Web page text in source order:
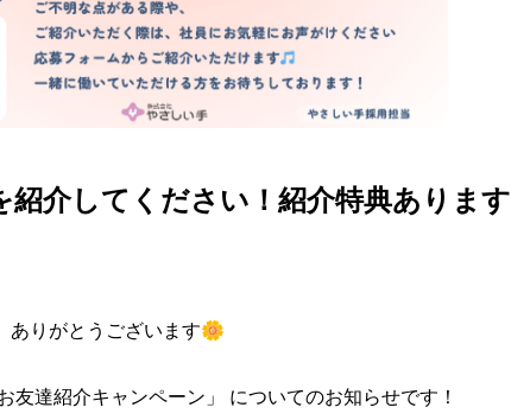
紹介してください！紹介特典あります
ありがとうございます🌼
友達紹介キャンペーン」 についてのお知らせです！